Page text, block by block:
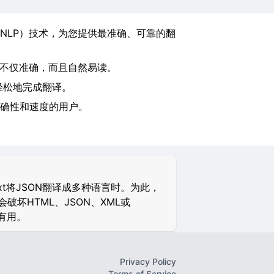
）技术，为您提供最准确、可靠的翻
准确，而且自然易读。
地完成翻译。
性和速度的用户。
JSON翻译成多种语言时。为此，
破坏HTML、JSON、XML或
。
Privacy Policy